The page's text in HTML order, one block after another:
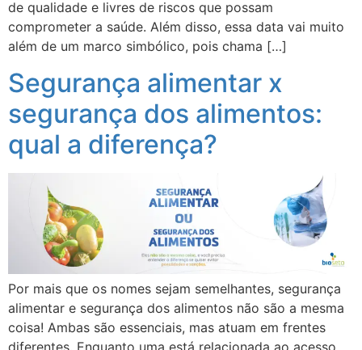
de qualidade e livres de riscos que possam
comprometer a saúde. Além disso, essa data vai muito
além de um marco simbólico, pois chama […]
Segurança alimentar x
segurança dos alimentos:
qual a diferença?
Por mais que os nomes sejam semelhantes, segurança
alimentar e segurança dos alimentos não são a mesma
coisa! Ambas são essenciais, mas atuam em frentes